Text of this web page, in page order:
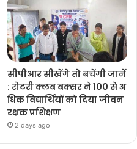
सीपीआर सीखेंगे तो बचेंगी जानें
: रोटरी क्लब बक्सर ने 100 से अ
धिक विद्यार्थियों को दिया जीवन
रक्षक प्रशिक्षण
2 days ago